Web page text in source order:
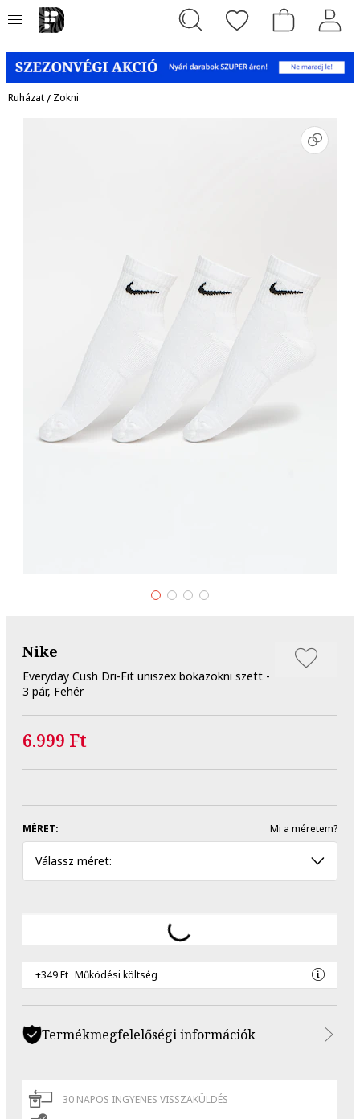
Ruházat/ Zokni
Nike
Everyday Cush Dri-Fit uniszex bokazokni szett -
3 pár, Fehér
6.999 Ft
MÉRET: Mi a méretem?
Válassz méret:
+349 Ft Működési költség
Termékmegfelelőségi információk
30 NAPOS INGYENES VISSZAKÜLDÉS